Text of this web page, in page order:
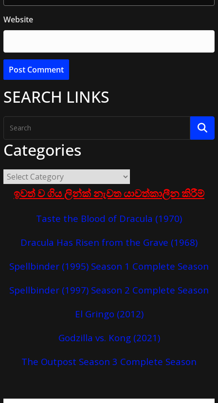
Website
SEARCH LINKS
Categories
ඉවත් ව ගිය ලින්ක් නැවත යාවත්කාලීන කිරීම්
Taste the Blood of Dracula (1970)
Dracula Has Risen from the Grave (1968)
Spellbinder (1995) Season 1 Complete Season
Spellbinder (1997) Season 2 Complete Season
El Gringo (2012)
Godzilla vs. Kong (2021)
The Outpost Season 3 Complete Season